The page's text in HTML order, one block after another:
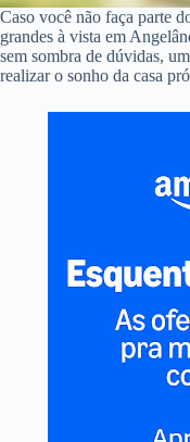
Caso você não faça parte
grandes à vista em
sem sombra de dúvidas,
realizar o sonho da casa